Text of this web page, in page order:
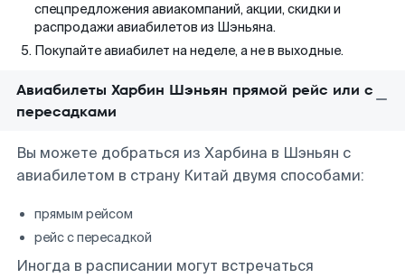
спецпредложения авиакомпаний, акции, скидки и
распродажи авиабилетов из Шэньяна.
Покупайте авиабилет на неделе, а не в выходные.
Авиабилеты Харбин Шэньян прямой рейс или с
пересадками
Вы можете добраться из Харбина в Шэньян с
авиабилетом в страну Китай двумя способами:
прямым рейсом
рейс с пересадкой
Иногда в расписании могут встречаться